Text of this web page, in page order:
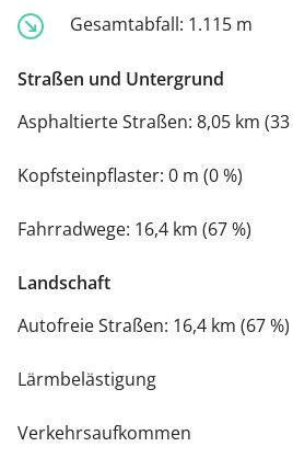
Gesamtabfall: 1.115 m
Straßen und Untergrund
Asphaltierte Straßen: 8,05 km (33
Kopfsteinpflaster: 0 m (0 %)
Fahrradwege: 16,4 km (67 %)
Landschaft
Autofreie Straßen: 16,4 km (67 %)
Lärmbelästigung
Verkehrsaufkommen